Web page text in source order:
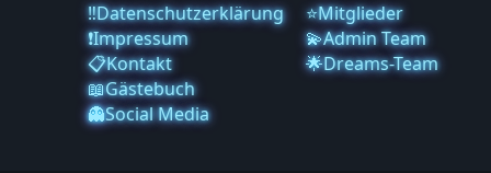
‼️Datenschutzerklärung
❗️Impressum
📋Kontakt
📖Gästebuch
👻Social Media
⭐Mitglieder
💫Admin Team
🌟Dreams-Team